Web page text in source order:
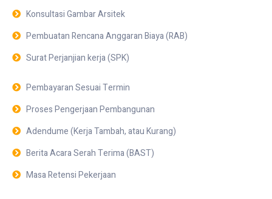
Konsultasi Gambar Arsitek
Pembuatan Rencana Anggaran Biaya (RAB)
Surat Perjanjian kerja (SPK)
Pembayaran Sesuai Termin
Proses Pengerjaan Pembangunan
Adendume (Kerja Tambah, atau Kurang)
Berita Acara Serah Terima (BAST)
Masa Retensi Pekerjaan